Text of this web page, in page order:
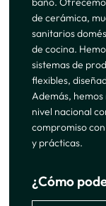
de cerámica,
sanitarios
de cocina.
sistemas de
flexibles,
Además,
nivel nacional
compromiso
y prácticas.
¿Cómo